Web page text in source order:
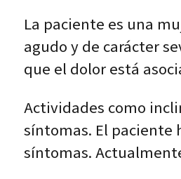
La paciente es una
agudo y de carácter
que el dolor está
Actividades como
síntomas. El paciente
síntomas.